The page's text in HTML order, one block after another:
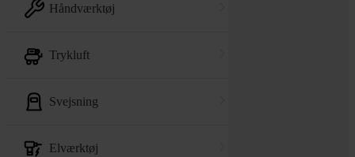
håndværktøj
trykluft
svejsning
elværktøj